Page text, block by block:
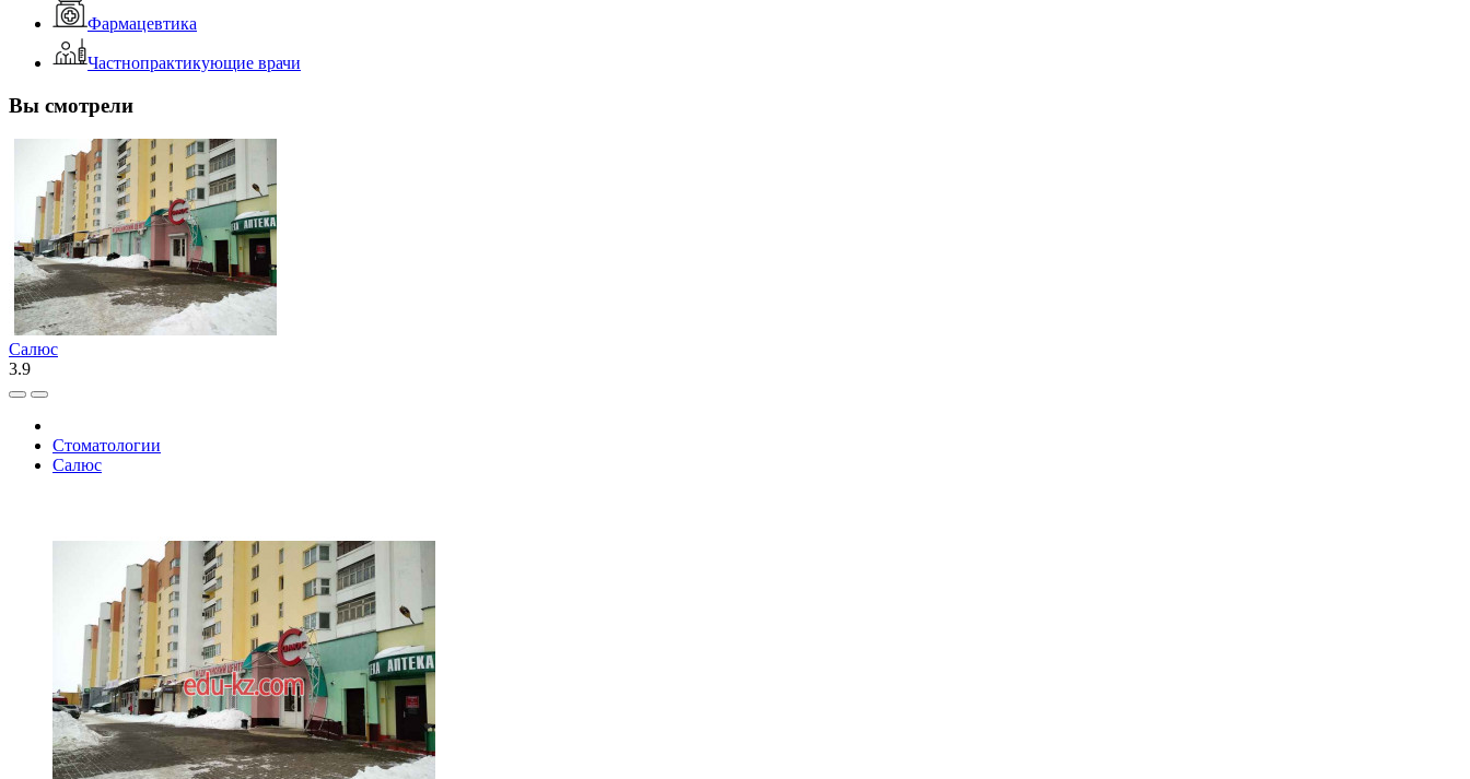
Фармацевтика
Частнопрактикующие врачи
Вы смотрели
Салюс
3.9
Стоматологии
Салюс